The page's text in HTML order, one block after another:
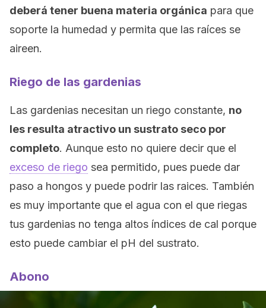
deberá tener buena materia orgánica para que
soporte la humedad y permita que las raíces se
aireen.
Riego de las gardenias
Las gardenias necesitan un riego constante, no
les resulta atractivo un sustrato seco por
completo. Aunque esto no quiere decir que el
exceso de riego sea permitido, pues puede dar
paso a hongos y puede podrir las raices. También
es muy importante que el agua con el que riegas
tus gardenias no tenga altos índices de cal porque
esto puede cambiar el pH del sustrato.
Abono